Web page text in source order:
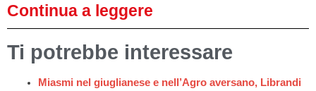
Continua a leggere
Ti potrebbe interessare
Miasmi nel giuglianese e nell’Agro aversano, Librandi